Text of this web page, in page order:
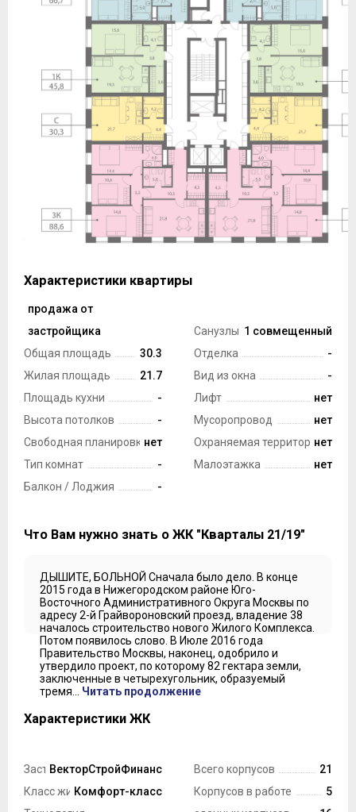
Характеристики квартиры
Тип сделки
продажа от
застройщика
Общая площадь
30.3
Жилая площадь
21.7
Площадь кухни
-
Высота потолков
-
Свободная планировканет
Тип комнат
-
Балкон / Лоджия
-
Санузлы 1 совмещенный
Отделка
-
Вид из окна
-
Лифт
нет
Мусоропровод
нет
Охраняемая территориянет
Малоэтажка
нет
Что Вам нужно знать о ЖК "Кварталы 21/19"
ДЫШИТЕ, БОЛЬНОЙ Сначала было дело. В конце
2015 года в Нижегородском районе Юго-
Восточного Административного Округа Москвы по
адресу 2-й Грайвороновский проезд, владение 38
началось строительство нового Жилого Комплекса.
Потом появилось слово. В Июле 2016 года
Правительство Москвы, наконец, одобрило и
утвердило проект, по которому 82 гектара земли,
заключенные в четырехугольник, образуемый
тремя... Читать продолжение
Характеристики ЖК
Застройщик
ВекторСтройФинанс
Класс жильяКомфорт-класс
Всего корпусов
21
Корпусов в работе
5